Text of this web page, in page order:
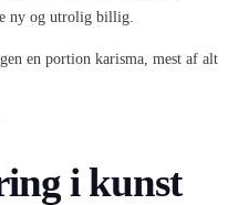
ny og utrolig billig.
en portion karisma, mest af alt
i kunst